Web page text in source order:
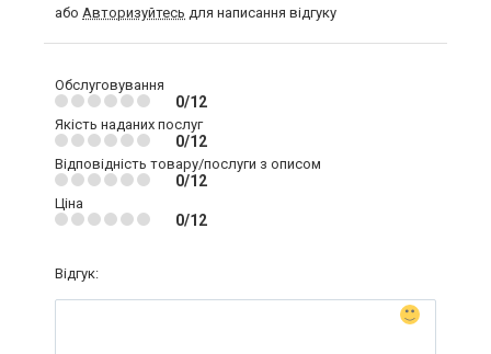
або Авторизуйтесь для написання відгуку
Обслуговування
0/12
Якість наданих послуг
0/12
Відповідність товару/послуги з описом
0/12
Ціна
0/12
Відгук: